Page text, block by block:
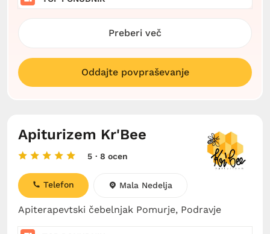
Preberi več
Oddajte povpraševanje
Apiturizem Kr'Bee
5 · 8 ocen
Apiterapevtski čebelnjak Pomurje, Podravje
Telefon Mala Nedelja